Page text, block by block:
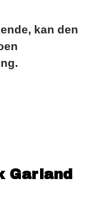
kan den
Garland